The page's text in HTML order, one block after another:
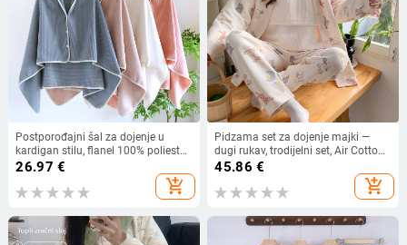
Postporođajni šal za dojenje u
kardigan stilu, flanel 100% poliester,
bez rukava, debelo tkivo 251–300
g/m², pogodan za sve sezone
26.97 €
add_shopping_cart
Pidzama set za dojenje majki —
dugi rukav, trodijelni set, Air Cotton
materijal, poliester 95–100%, jesen
45.86 €
add_shopping_cart